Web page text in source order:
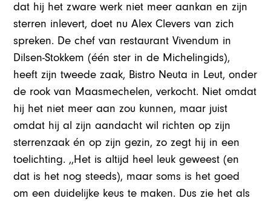
dat hij het zware werk niet meer aankan en zijn
sterren inlevert, doet nu Alex Clevers van zich
spreken. De chef van restaurant Vivendum in
Dilsen-Stokkem (één ster in de Michelingids),
heeft zijn tweede zaak, Bistro Neuta in Leut, onder
de rook van Maasmechelen, verkocht. Niet omdat
hij het niet meer aan zou kunnen, maar juist
omdat hij al zijn aandacht wil richten op zijn
sterrenzaak én op zijn gezin, zo zegt hij in een
toelichting. ,,Het is altijd heel leuk geweest (en
dat is het nog steeds), maar soms is het goed
om een duidelijke keus te maken. Dus zie het als